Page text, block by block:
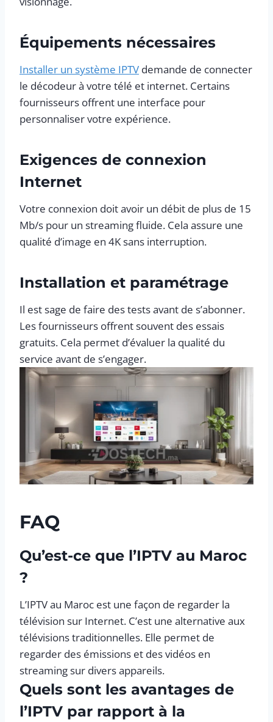
Équipements nécessaires
Installer un système IPTV demande de connecter
le décodeur à votre télé et internet. Certains
fournisseurs offrent une interface pour
personnaliser votre expérience.
Exigences de connexion
Internet
Votre connexion doit avoir un débit de plus de 15
Mb/s pour un streaming fluide. Cela assure une
qualité d’image en 4K sans interruption.
Installation et paramétrage
Il est sage de faire des tests avant de s’abonner.
Les fournisseurs offrent souvent des essais
gratuits. Cela permet d’évaluer la qualité du
service avant de s’engager.
FAQ
Qu’est-ce que l’IPTV au Maroc
?
L’IPTV au Maroc est une façon de regarder la
télévision sur Internet. C’est une alternative aux
télévisions traditionnelles. Elle permet de
regarder des émissions et des vidéos en
streaming sur divers appareils.
Quels sont les avantages de
l’IPTV par rapport à la